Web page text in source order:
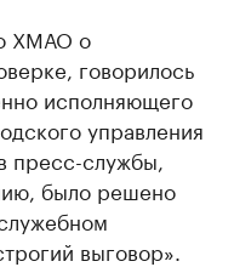
ХМАО о
говорилось
исполняющего
управления
пресс-службы,
было решено
выговор».